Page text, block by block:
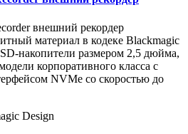
внешний рекордер
материал в кодеке Blackmagic
накопители размером 2,5 дюйма,
корпоративного класса с
NVMe со скоростью до
Design